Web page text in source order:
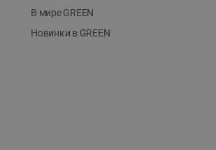
В мире GREEN
Новинки в GREEN